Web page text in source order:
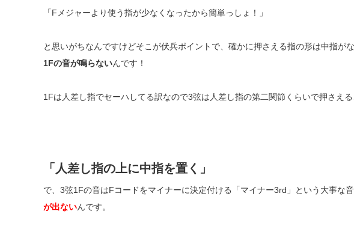
「Fメジャーより使う指が少なくなったから簡単っしょ！」
と思いがちなんですけどそこが伏兵ポイントで、確かに押さえる指の形は中指が
1Fの音が鳴らないんです！
1Fは人差し指でセーハしてる訳なので3弦は人差し指の第二関節くらいで押さえ
「人差し指の上に中指を置く」
で、3弦1Fの音はFコードをマイナーに決定付ける「マイナー3rd」という大事な
が出ないんです。